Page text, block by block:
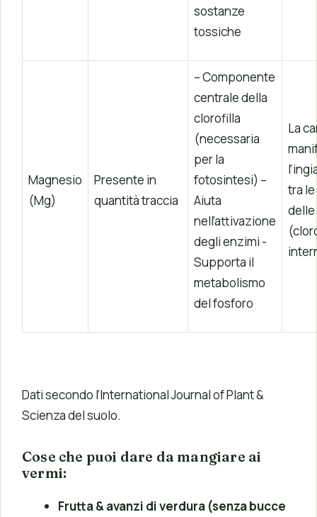
sostanze
tossiche
Magnesio
(Mg)
Presente in
quantità traccia
– Componente
centrale della
clorofilla
(necessaria
per la
fotosintesi) –
Aiuta
nell’attivazione
degli enzimi -
Supporta il
metabolismo
del fosforo
La
tra
Dati secondo l’International Journal of Plant &
Scienza del suolo.
Cose che puoi dare da mangiare ai
vermi:
Frutta & avanzi di verdura (senza bucce